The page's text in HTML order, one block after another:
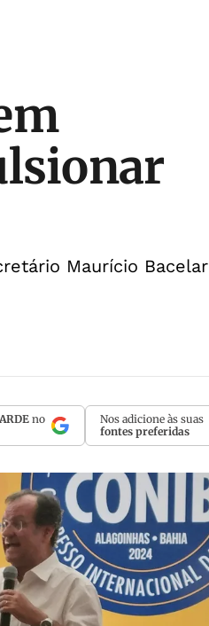
Maurício Bacelar
no
Nos adicione às suas
fontes preferidas